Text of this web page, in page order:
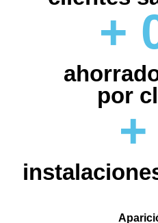
clientes
+
por
+